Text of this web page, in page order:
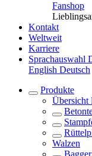
Fanshop
Kontakt
Weltweit
Karriere
Sprachauswahl
English Deutsch
Produkte
Übersicht
Walzen
Bagger